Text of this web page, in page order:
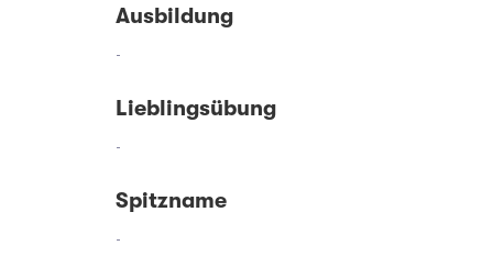
Ausbildung
-
Lieblingsübung
-
Spitzname
-